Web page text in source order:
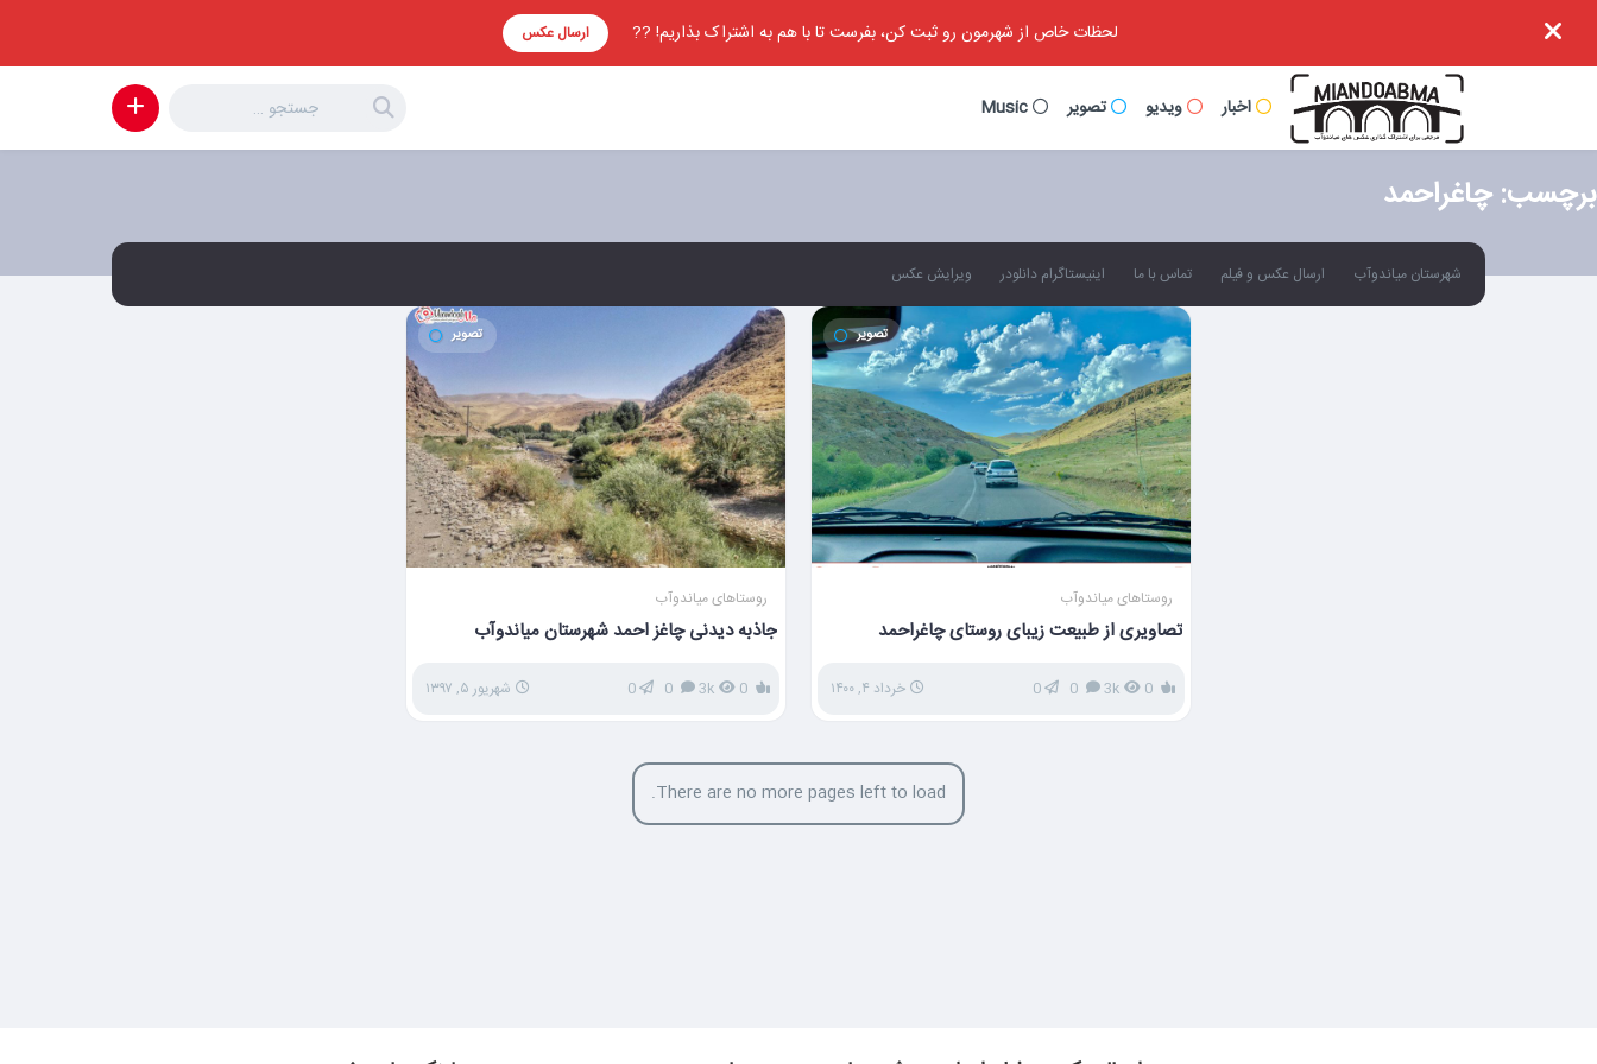
لحظات خاص از شهرمون رو ثبت کن، بفرست تا با هم به اشتراک بذاریم! ?? ارسال عکس
اخبار ویدیو تصویر Music
برچسب:چاغراحمد
شهرستان میاندوآب ارسال عکس و فیلم تماس با ما اینیستاگرام دانلودر ویرایش عکس
تصویر
روستاهای میاندوآب
تصاویری از طبیعت زیبای روستای چاغراحمد
3k
0 خرداد ۴, ۱۴۰۰
تصویر
روستاهای میاندوآب
جاذبه دیدنی چاغز احمد شهرستان میاندوآب
3k
0 شهریور ۵, ۱۳۹۷
There are no more pages left to load.